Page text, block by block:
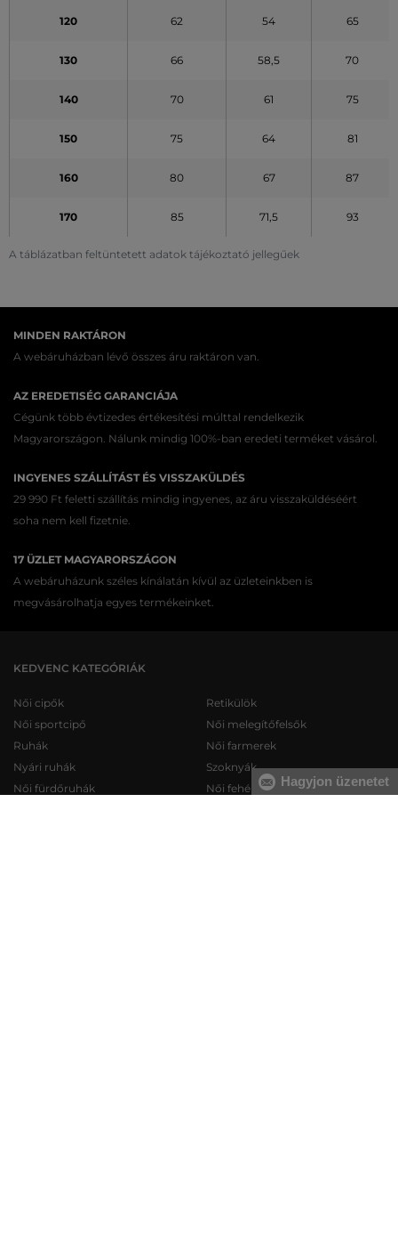
A táblázatban feltüntetett adatok tájékoztató jellegűek
120 62 54 65
130 66 58,5 70
140 70 61 75
150 75 64 81
160 80 67 87
170 85 71,5 93
MINDEN RAKTÁRON
A webáruházban lévő összes áru raktáron van.
AZ EREDETISÉG GARANCIÁJA
Cégünk több évtizedes értékesítési múlttal rendelkezik
Magyarországon. Nálunk mindig 100%-ban eredeti terméket vásárol.
INGYENES SZÁLLÍTÁST ÉS VISSZAKÜLDÉS
29 990 Ft feletti szállítás mindig ingyenes, az áru visszaküldéséért
soha nem kell fizetnie.
17 ÜZLET MAGYARORSZÁGON
A webáruházunk széles kínálatán kívül az üzleteinkben is
megvásárolhatja egyes termékeinket.
KEDVENC KATEGÓRIÁK
Női cipők
Női sportcipő
Ruhák
Nyári ruhák
Női fürdőruhák
Retikülök
Női melegítőfelsők
Női farmerek
Szoknyák
Női fehérneműkHagyjon üzenetet